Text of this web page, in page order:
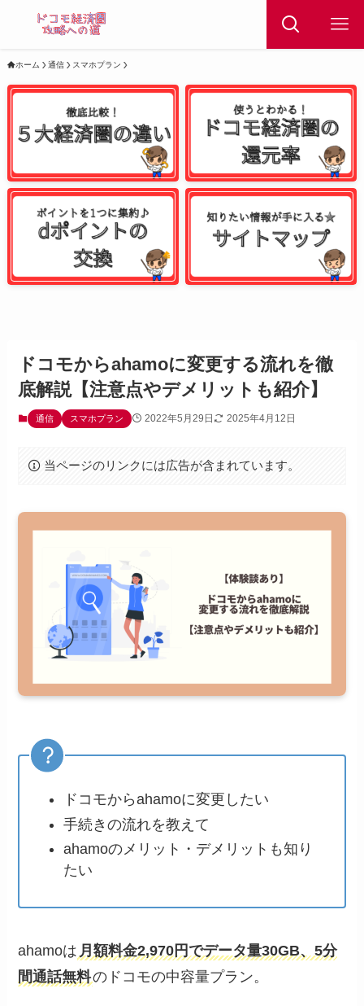
ホーム 通信 スマホプラン
ドコモからahamoに変更する流れを徹
底解説【注意点やデメリットも紹介】
通信 スマホプラン 2022年5月29日 2025年4月12日
当ページのリンクには広告が含まれています。
ドコモからahamoに変更したい
手続きの流れを教えて
ahamoのメリット・デメリットも知り
たい
ahamoは 月額料金2,970円でデータ量30GB、5分
間通話無料のドコモの中容量プラン。